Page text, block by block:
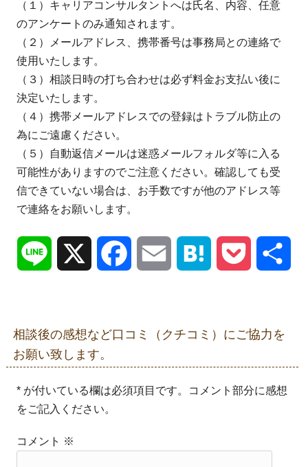
（１）キャリアコンサルタントへは氏名、内容、任意
のアンケートのみ通知されます。
（２）メールアドレス、携帯番号は事務局との連絡で
使用いたします。
（３）相談日時の打ち合わせは必ず料金お支払い後に
決定いたします。
（４）携帯メールアドレスでの登録はトラブル防止の
為にご遠慮ください。
（５）自動返信メールは迷惑メールフォルダ等に入る
可能性がありますのでご注意ください。確認しても受
信できていない場合は、お手数ですが他のアドレス等
で連絡をお願いします。
Line Facebook Email Hatena Pocket
相談後の感想など口コミ（クチコミ）にご協力を
お願い致します。
* が付いている欄は必須項目です。コメント部分に感想
をご記入ください。
コメント ※